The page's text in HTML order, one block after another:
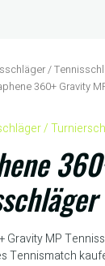
/
360+ Gravity
/
Gravity MP
Tennismatch